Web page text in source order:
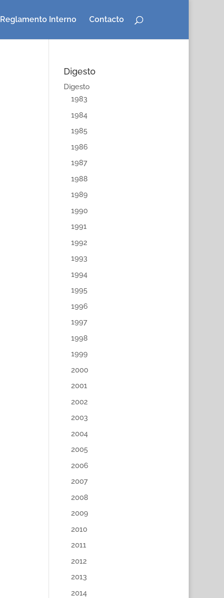
Reglamento Interno Contacto
Digesto
Digesto
1983
1984
1985
1986
1987
1988
1989
1990
1991
1992
1993
1994
1995
1996
1997
1998
1999
2000
2001
2002
2003
2004
2005
2006
2007
2008
2009
2010
2011
2012
2013
2014